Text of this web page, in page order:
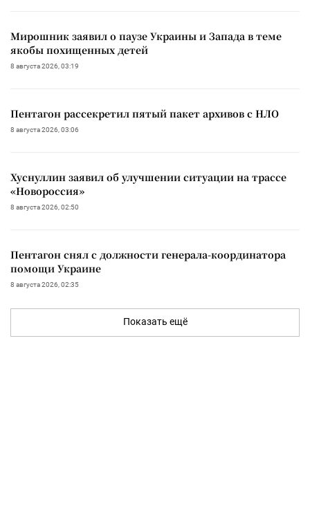
Мирошник заявил о паузе Украины и Запада в теме
якобы похищенных детей
8 августа 2026, 03:19
Пентагон рассекретил пятый пакет архивов с НЛО
8 августа 2026, 03:06
Хуснуллин заявил об улучшении ситуации на трассе
«Новороссия»
8 августа 2026, 02:50
Пентагон снял с должности генерала-координатора
помощи Украине
8 августа 2026, 02:35
Показать ещё